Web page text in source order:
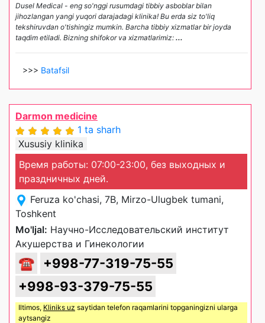
Dusel Medical - eng so'nggi rusumdagi tibbiy asboblar bilan
jihozlangan yangi yuqori darajadagi klinika! Bu erda siz to'liq
tekshiruvdan o'tishingiz mumkin. Barcha tibbiy xizmatlar bir joyda
taqdim etiladi. Bizning shifokor va xizmatlarimiz: ...
>>> Batafsil
Darmon medicine
1 ta sharh
Xususiy klinika
Время работы: 07:00-23:00, без выходных и
праздничных дней.
Feruza ko'chasi, 7B, Mirzo-Ulugbek tumani,
Toshkent
Mo'ljal: Научно-Исследовательский институт
Акушерства и Гинекологии
☎
+998-77-319-75-55
+998-93-379-75-55
Iltimos, Kliniks uz saytidan telefon raqamlarini topganingizni ularga
aytsangiz